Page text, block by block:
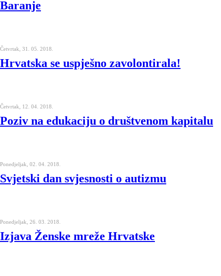
Baranje
Četvrtak, 31. 05. 2018.
Hrvatska se uspješno zavolontirala!
Četvrtak, 12. 04. 2018.
Poziv na edukaciju o društvenom kapitalu
Ponedjeljak, 02. 04. 2018.
Svjetski dan svjesnosti o autizmu
Ponedjeljak, 26. 03. 2018.
Izjava Ženske mreže Hrvatske